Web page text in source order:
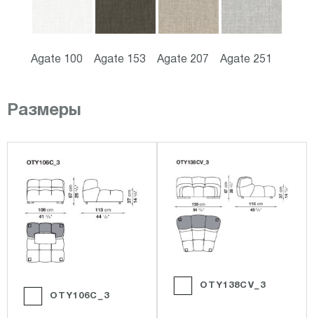
Agate 100 Agate 153 Agate 207 Agate 251
Размеры
OTY106C_3
OTY138CV_3